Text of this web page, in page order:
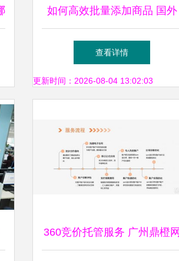
如何高效批量添加商品 国外
空间租用与网站建设的技术与
服务指南
查看详情
更新时间：2026-08-04 13:02:03
360竞价托管服务 广州鼎橙网